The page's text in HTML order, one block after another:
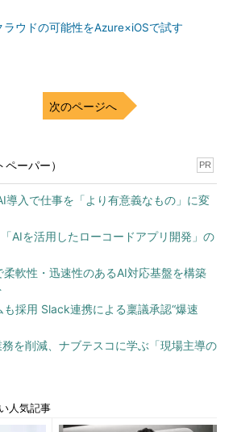
ラウドの可能性をAzure×iOSで試す
次のページへ
ーパー） PR
導入で仕事を「より有意義なもの」に変
AIを活用したローコードアプリ開発」の
柔軟性・迅速性のあるAI対応基盤を構築
も採用 Slack連携による稟議承認“爆速
を削減、ナブテスコに学ぶ「現場主導の
人気記事